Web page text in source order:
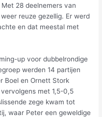
28 deelnemers van
reuze gezellig. Er werd
en dat meestal met
up voor dubbelrondige
werden 14 partijen
Boel en Ornett Stork
met 1,5-0,5
zege kwam tot
waar Peter een geweldige